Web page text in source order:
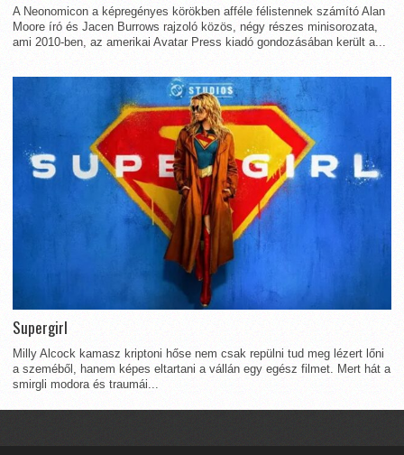
A Neonomicon a képregényes körökben afféle félistennek számító Alan
Moore író és Jacen Burrows rajzoló közös, négy részes minisorozata,
ami 2010-ben, az amerikai Avatar Press kiadó gondozásában került a...
Supergirl
Milly Alcock kamasz kriptoni hőse nem csak repülni tud meg lézert lőni
a szeméből, hanem képes eltartani a vállán egy egész filmet. Mert hát a
smirgli modora és traumái...